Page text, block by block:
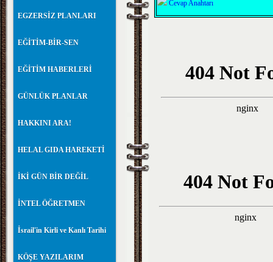
EGZERSİZ PLANLARI
EĞİTİM-BİR-SEN
EĞİTİM HABERLERİ
GÜNLÜK PLANLAR
HAKKINI ARA!
HELAL GIDA HAREKETİ
İKİ GÜN BİR DEĞİL
İNTEL ÖĞRETMEN
İsrail'in Kirli ve Kanlı Tarihi
KÖŞE YAZILARIM
Cevap Anahtarı